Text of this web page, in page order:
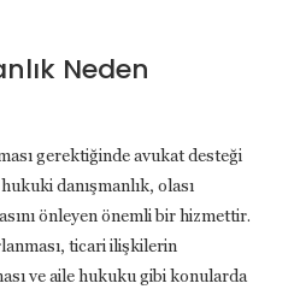
Neden
gerektiğinde avukat desteği
danışmanlık, olası
önleyen önemli bir hizmettir.
ticari ilişkilerin
ve aile hukuku gibi konularda